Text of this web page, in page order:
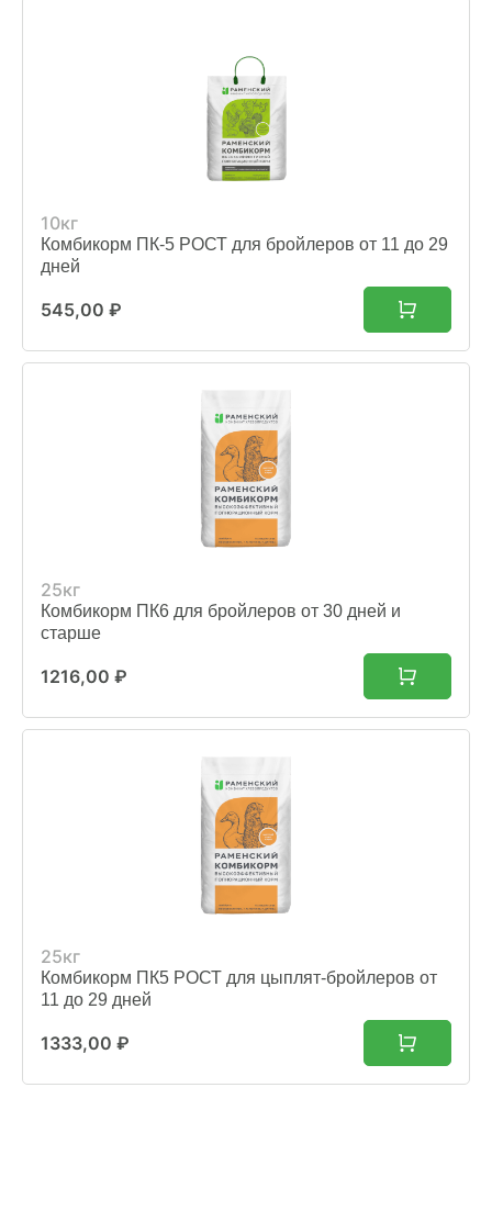
10кг
Комбикорм ПК-5 РОСТ для бройлеров от 11 до 29
дней
545,00 ₽
25кг
Комбикорм ПК6 для бройлеров от 30 дней и
старше
1216,00 ₽
25кг
Комбикорм ПК5 РОСТ для цыплят-бройлеров от
11 до 29 дней
1333,00 ₽